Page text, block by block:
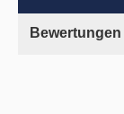
Bewertungen